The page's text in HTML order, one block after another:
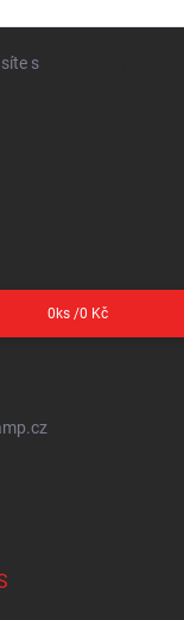
s
0 ks /0 Kč